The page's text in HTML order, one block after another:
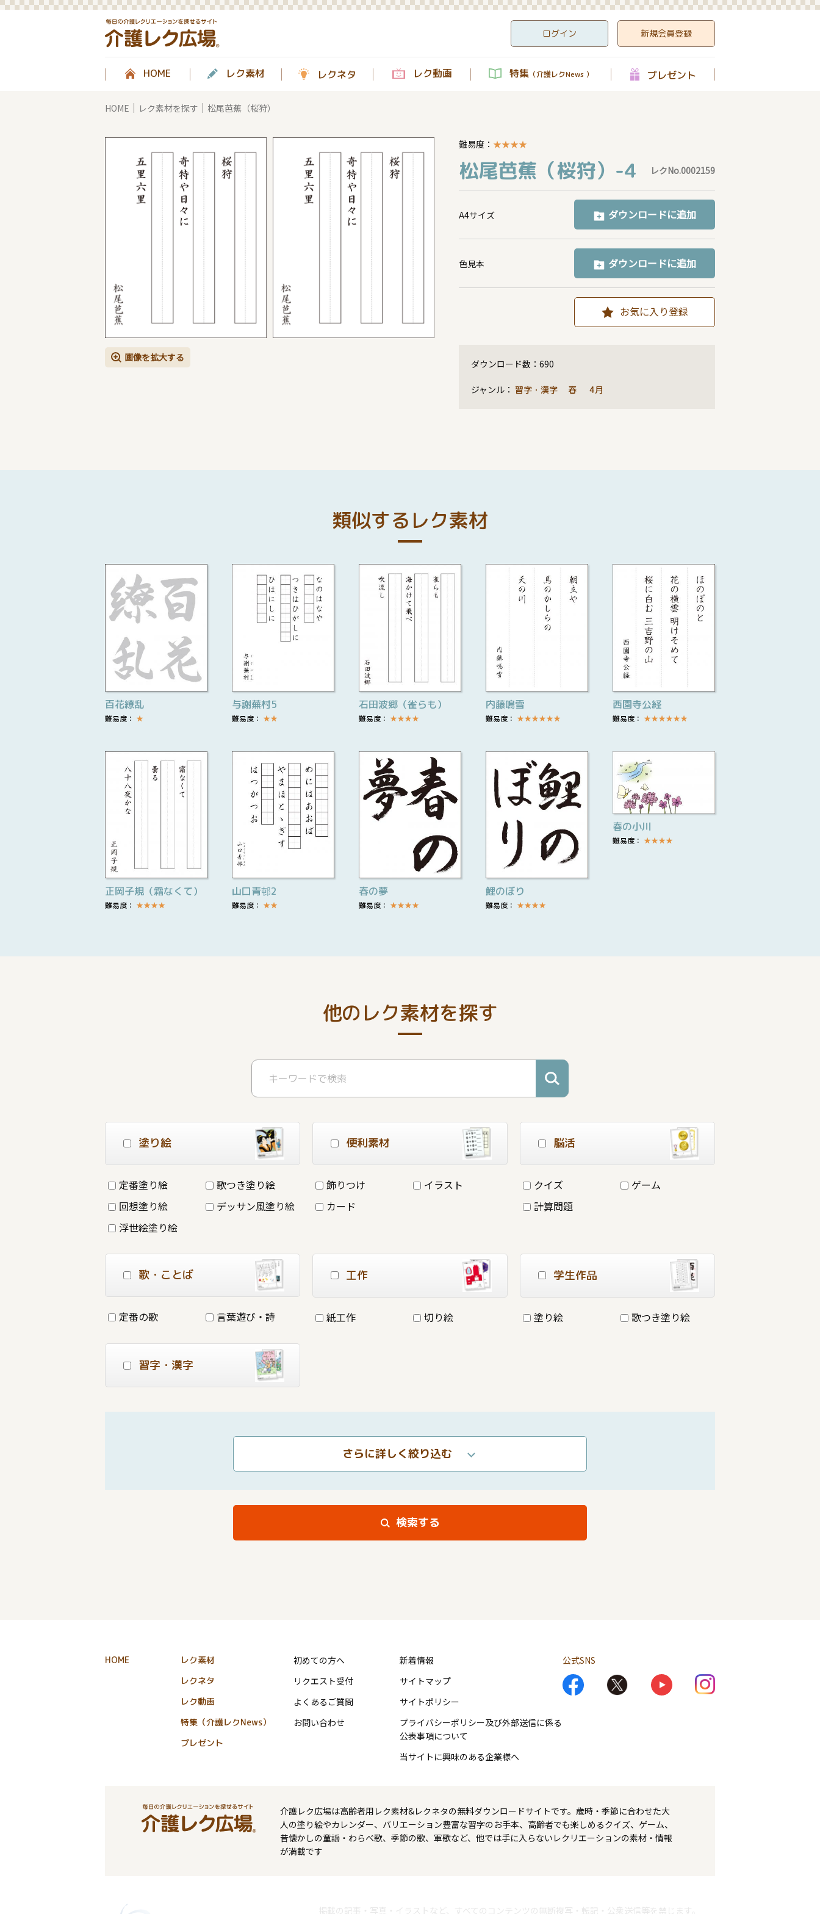
ログイン 新規会員登録
HOME レク素材 レクネタ レク動画 特集 （介護レクNews ） プレゼント
HOME レク素材を探す 松尾芭蕉（桜狩）
画像を拡大する
難易度： ★★★★
松尾芭蕉（桜狩）-4 レクNo.0002159
A4サイズ ダウンロードに追加
色見本 ダウンロードに追加
お気に入り登録
ダウンロード数： 690
ジャンル： 習字・漢字 春 4月
類似するレク素材
百花繚乱
難易度： ★
与謝蕪村5
難易度： ★★
石田波郷（雀らも）
難易度： ★★★★
内藤鳴雪
難易度： ★★★★★★
西園寺公経
難易度： ★★★★★★
正岡子規（霜なくて）
難易度： ★★★★
山口青邨2
難易度： ★★
春の夢
難易度： ★★★★
鯉のぼり
難易度： ★★★★
春の小川
難易度： ★★★★
他のレク素材を探す
塗り絵
定番塗り絵
歌つき塗り絵
回想塗り絵
デッサン風塗り絵
浮世絵塗り絵
便利素材
飾りつけ
イラスト
カード
脳活
クイズ
ゲーム
計算問題
歌・ことば
定番の歌 言葉遊び・詩
工作
紙工作 切り絵
学生作品
塗り絵 歌つき塗り絵
習字・漢字
さらに詳しく絞り込む
検索する
HOME
レク素材
レクネタ
レク動画
特集（介護レクNews）
プレゼント
初めての方へ
リクエスト受付
よくあるご質問
お問い合わせ
新着情報
サイトマップ
サイトポリシー
プライバシーポリシー及び外部送信に係る
公表事項について
当サイトに興味のある企業様へ
公式SNS
介護レク広場は高齢者用レク素材&レクネタの無料ダウンロードサイトです。歳時・季節に合わせた大
人の塗り絵やカレンダー、バリエーション豊富な習字のお手本、高齢者でも楽しめるクイズ、ゲーム、
昔懐かしの童謡・わらべ歌、季節の歌、軍歌など、他では手に入らないレクリエーションの素材・情報
が満載です